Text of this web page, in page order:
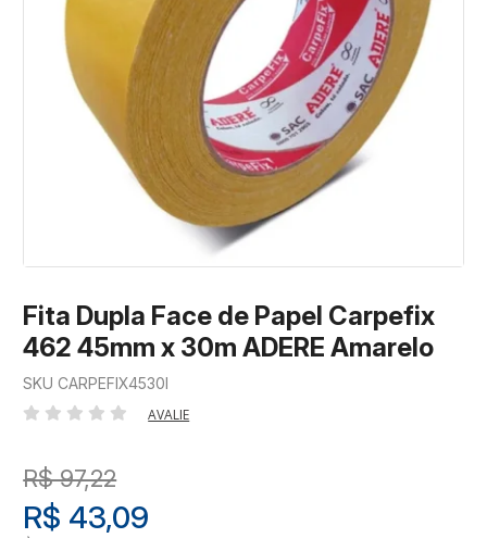
Fita Dupla Face de Papel Carpefix
462 45mm x 30m ADERE Amarelo
SKU CARPEFIX4530I
AVALIE
R$ 97,22
R$ 43,09